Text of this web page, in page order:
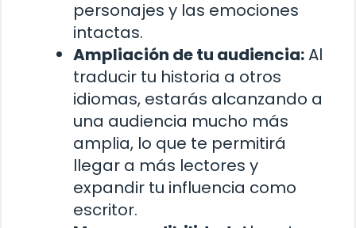
personajes y las emociones
intactas.
Ampliación de tu audiencia:Al
traducir tu historia a otros
idiomas, estarás alcanzando a
una audiencia mucho más
amplia, lo que te permitirá
llegar a más lectores y
expandir tu influencia como
escritor.